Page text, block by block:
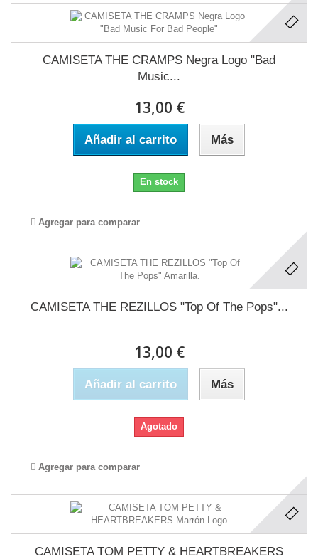
CAMISETA THE CRAMPS Negra Logo "Bad
Music...
13,00 €
Añadir al carrito Más
En stock
Agregar para comparar
CAMISETA THE REZILLOS "Top Of The Pops"...
13,00 €
Añadir al carrito Más
Agotado
Agregar para comparar
CAMISETA TOM PETTY & HEARTBREAKERS